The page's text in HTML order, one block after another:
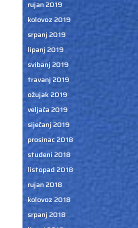
rujan 2019
kolovoz 2019
srpanj 2019
lipanj 2019
svibanj 2019
travanj 2019
ožujak 2019
veljača 2019
siječanj 2019
prosinac 2018
studeni 2018
listopad 2018
rujan 2018
kolovoz 2018
srpanj 2018